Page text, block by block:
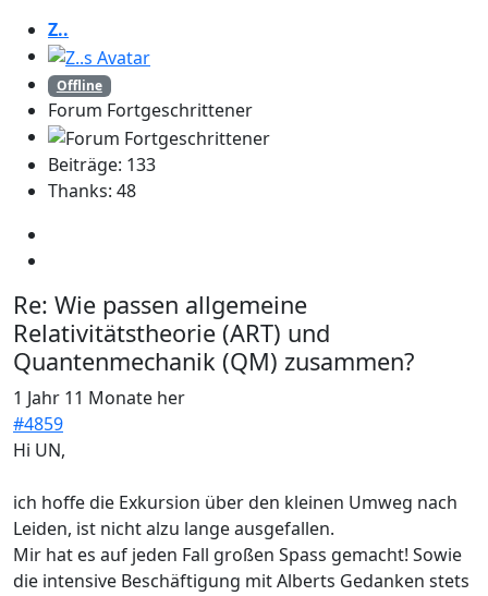
Z..
Offline
Forum Fortgeschrittener
Beiträge: 133
Thanks: 48
Re: Wie passen allgemeine
Relativitätstheorie (ART) und
Quantenmechanik (QM) zusammen?
1 Jahr 11 Monate her
#4859
Hi UN,
ich hoffe die Exkursion über den kleinen Umweg nach
Leiden, ist nicht alzu lange ausgefallen.
Mir hat es auf jeden Fall großen Spass gemacht! Sowie
die intensive Beschäftigung mit Alberts Gedanken stets